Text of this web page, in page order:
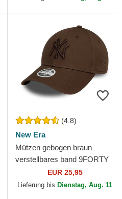
(4.8)
New Era
Mützen gebogen braun
verstellbares band 9FORTY
League Essential der New
York Yankees MLB von New
EUR 25,95
Lieferung bis Dienstag, Aug. 11